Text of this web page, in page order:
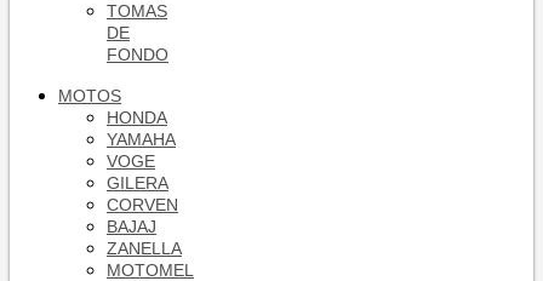
TOMAS
DE
FONDO
MOTOS
HONDA
YAMAHA
VOGE
GILERA
CORVEN
BAJAJ
ZANELLA
MOTOMEL